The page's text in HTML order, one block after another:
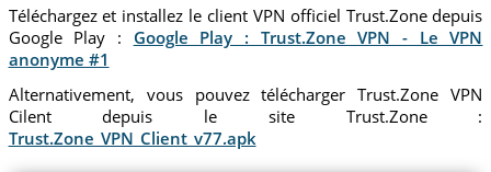
Téléchargez et installez le client VPN officiel Trust.Zone depuis
Google Play : Google Play : Trust.Zone VPN - Le VPN
anonyme #1
Alternativement, vous pouvez télécharger Trust.Zone VPN
Cilent depuis le site Trust.Zone :
Trust.Zone_VPN_Client_v77.apk